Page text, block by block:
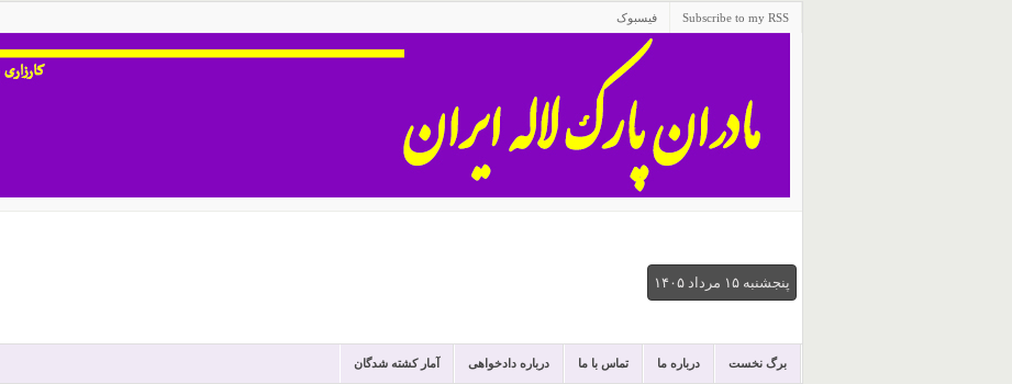
Subscribe to my RSS فیسبوک
پنجشنبه ۱۵ مرداد ۱۴۰۵
برگ نخست درباره ما تماس با ما درباره دادخواهی آمار کشته شدگان